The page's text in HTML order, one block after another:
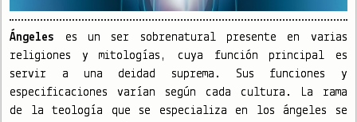
Ángeles es un ser sobrenatural presente en varias
religiones y mitologías, cuya función principal es
servir a una deidad suprema. Sus funciones y
especificaciones varían según cada cultura. La rama
de la teología que se especializa en los ángeles se